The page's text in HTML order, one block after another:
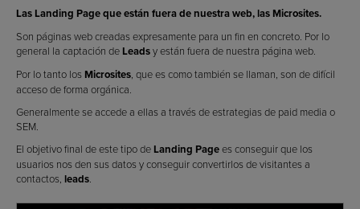
Las Landing Page que están fuera de nuestra web, las Microsites.
Son páginas web creadas expresamente para un fin en concreto. Por lo
general la captación de Leadsy están fuera de nuestra página web.
Por lo tanto los Microsites, que es como también se llaman, son de difícil
acceso de forma orgánica.
Generalmente se accede a ellas a través de estrategias de paid media o
SEM.
El objetivo final de este tipo de Landing Pagees conseguir que los
usuarios nos den sus datos y conseguir convertirlos de visitantes a
contactos, leads.